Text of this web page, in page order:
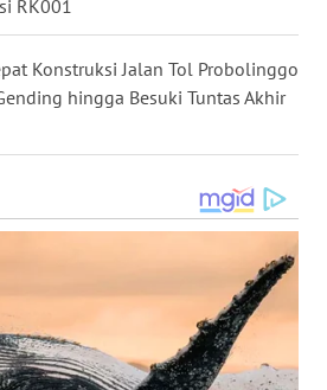
RK001
Konstruksi Jalan Tol Probolinggo
hingga Besuki Tuntas Akhir